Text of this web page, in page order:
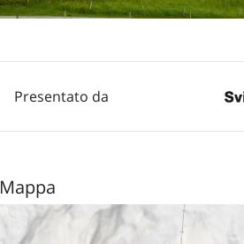
Presentato da
Mappa